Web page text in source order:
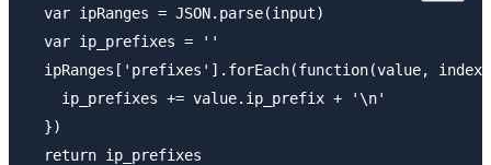
  var ipRanges = JSON.parse(input)
  var ip_prefixes = ''
ipRanges['prefixes'].forEach(function(value,
    ip_prefixes += value.ip_prefix + '\n'
  })
  return ip_prefixes